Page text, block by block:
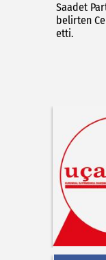
Saadet
belirten
etti.